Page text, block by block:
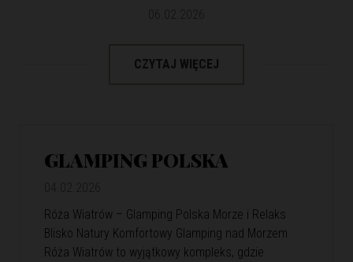
CZYTAJ WIĘCEJ
GLAMPING POLSKA
Róża Wiatrów – Glamping Polska Morze i Relaks
Blisko Natury Komfortowy Glamping nad Morzem
Róża Wiatrów to wyjątkowy kompleks, gdzie